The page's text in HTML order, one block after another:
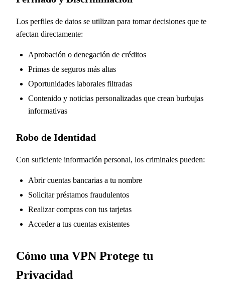
Los perfiles de datos se utilizan para tomar decisiones que te
afectan directamente:
Aprobación o denegación de créditos
Primas de seguros más altas
Oportunidades laborales filtradas
Contenido y noticias personalizadas que crean burbujas
informativas
Robo de Identidad
Con suficiente información personal, los criminales pueden:
Abrir cuentas bancarias a tu nombre
Solicitar préstamos fraudulentos
Realizar compras con tus tarjetas
Acceder a tus cuentas existentes
Cómo una VPN Protege tu
Privacidad